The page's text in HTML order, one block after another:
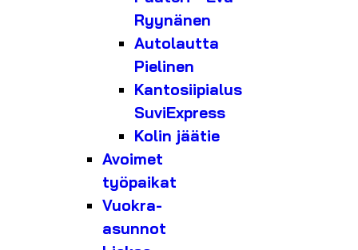
Ryynänen
Autolautta
Pielinen
Kantosiipialus
SuviExpress
Kolin jäätie
Avoimet
työpaikat
Vuokra-
asunnot